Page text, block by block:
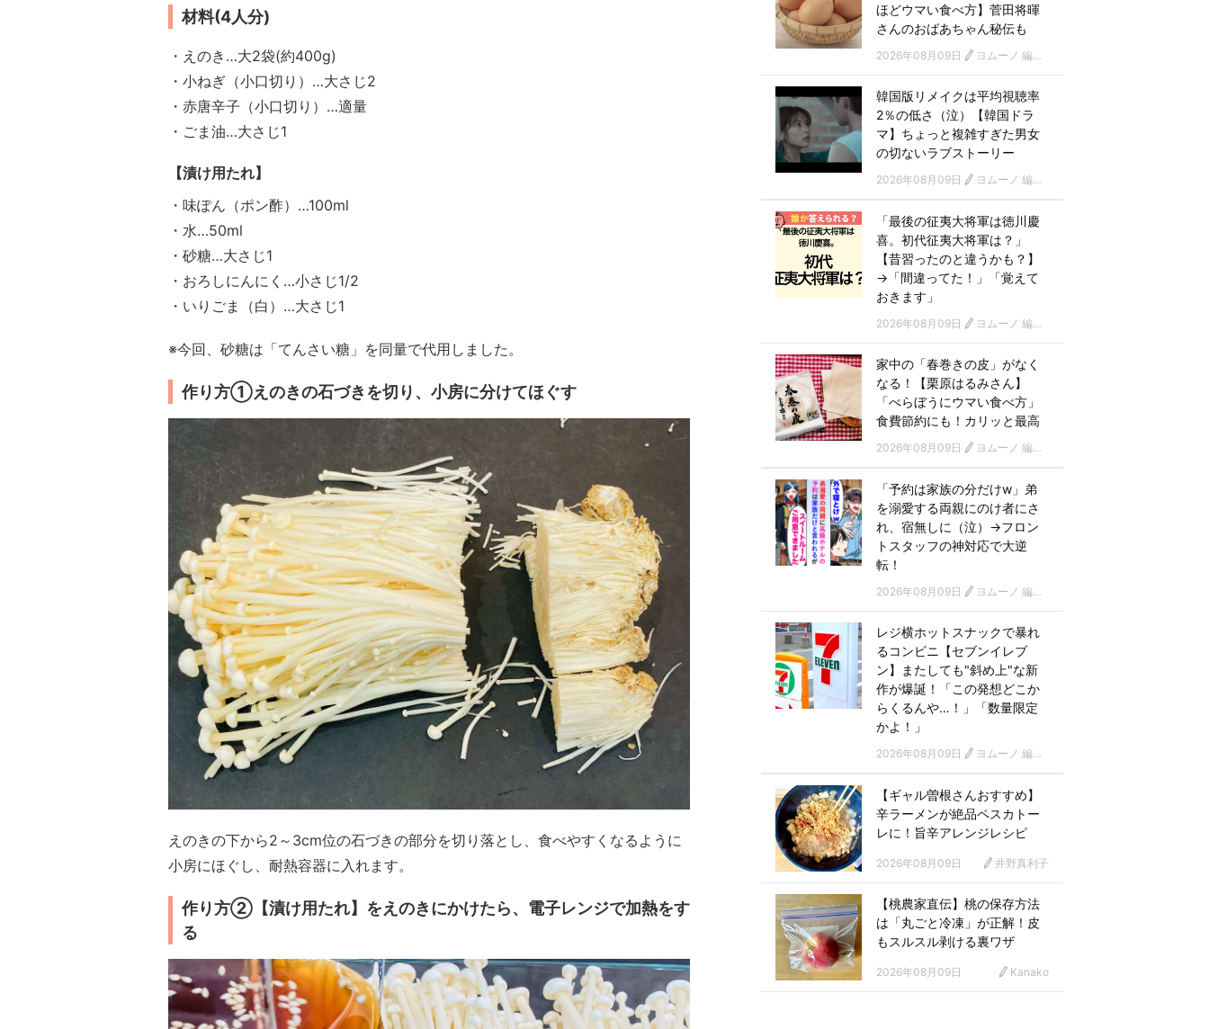
材料(4人分)
・えのき…大2袋(約400g)
・小ねぎ（小口切り）…大さじ2
・赤唐辛子（小口切り）…適量
・ごま油…大さじ1
【漬け用たれ】
・味ぽん（ポン酢）…100ml
・水…50ml
・砂糖…大さじ1
・おろしにんにく…小さじ1/2
・いりごま（白）…大さじ1
※今回、砂糖は「てんさい糖」を同量で代用しました。
作り方①えのきの石づきを切り、小房に分けてほぐす
えのきの下から2～3cm位の石づきの部分を切り落とし、食べやすくなるように
小房にほぐし、耐熱容器に入れます。
作り方②【漬け用たれ】をえのきにかけたら、電子レンジで加熱をす
る
ほどウマい食べ方】菅田将暉
さんのおばあちゃん秘伝も
2026年08月09日 ヨムーノ 編集部
韓国版リメイクは平均視聴率
2％の低さ（泣）【韓国ドラ
マ】ちょっと複雑すぎた男女
の切ないラブストーリー
2026年08月09日 ヨムーノ 編集部 韓国ドラマチーム
「最後の征夷大将軍は徳川慶
喜。初代征夷大将軍は？」
【昔習ったのと違うかも？】
→「間違ってた！」「覚えて
おきます」
2026年08月09日 ヨムーノ 編集部
家中の「春巻きの皮」がなく
なる！【栗原はるみさん】
「べらぼうにウマい食べ方」
食費節約にも！カリッと最高
2026年08月09日 ヨムーノ 編集部
「予約は家族の分だけw」弟
を溺愛する両親にのけ者にさ
れ、宿無しに（泣）→フロン
トスタッフの神対応で大逆
転！
2026年08月09日 ヨムーノ 編集部
レジ横ホットスナックで暴れ
るコンビニ【セブンイレブ
ン】またしても"斜め上"な新
作が爆誕！「この発想どこか
らくるんや…！」「数量限定
かよ！」
2026年08月09日 ヨムーノ 編集部
【ギャル曽根さんおすすめ】
辛ラーメンが絶品ペスカトー
レに！旨辛アレンジレシピ
2026年08月09日 井野真利子
【桃農家直伝】桃の保存方法
は「丸ごと冷凍」が正解！皮
もスルスル剥ける裏ワザ
2026年08月09日 Kanako